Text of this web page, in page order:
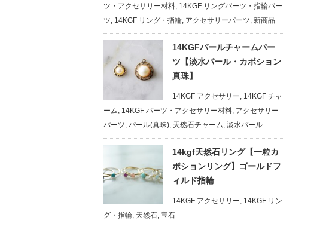
ツ・アクセサリー材料, 14KGF リングパーツ・指輪パー
ツ, 14KGF リング・指輪, アクセサリーパーツ, 新商品
14KGFパールチャームパー
ツ【淡水パール・カボション
真珠】
14KGF アクセサリー, 14KGF チャ
ーム, 14KGF パーツ・アクセサリー材料, アクセサリー
パーツ, パール(真珠), 天然石チャーム, 淡水パール
14kgf天然石リング【一粒カ
ボションリング】ゴールドフ
ィルド指輪
14KGF アクセサリー, 14KGF リン
グ・指輪, 天然石, 宝石